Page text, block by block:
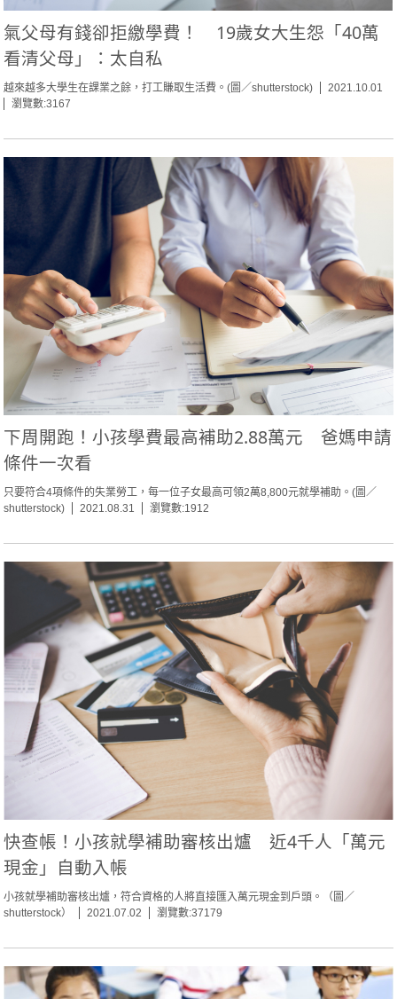
氣父母有錢卻拒繳學費！ 19歲女大生怨「40萬
看清父母」：太自私
越來越多大學生在課業之餘，打工賺取生活費。(圖／shutterstock)
2021.10.01
瀏覽數:3167
下周開跑！小孩學費最高補助2.88萬元 爸媽申請
條件一次看
只要符合4項條件的失業勞工，每一位子女最高可領2萬8,800元就學補助。(圖／
shutterstock)
2021.08.31 瀏覽數:1912
快查帳！小孩就學補助審核出爐 近4千人「萬元
現金」自動入帳
小孩就學補助審核出爐，符合資格的人將直接匯入萬元現金到戶頭。（圖／
shutterstock）
2021.07.02 瀏覽數:37179